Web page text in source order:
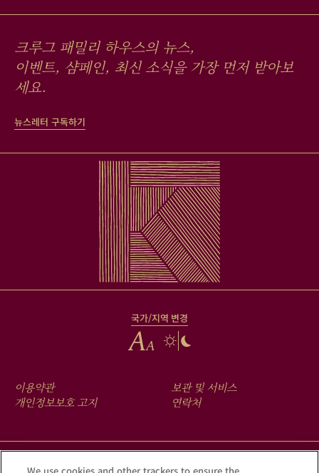
크루그 패밀리 하우스의 뉴스,
이벤트, 샴페인, 최신 소식을 가장 먼저 받아보
세요.
뉴스레터 구독하기
국가/지역 변경
FOOTER
MENU
이용약관
개인정보보호 고지 보관 및 서비스
연락처